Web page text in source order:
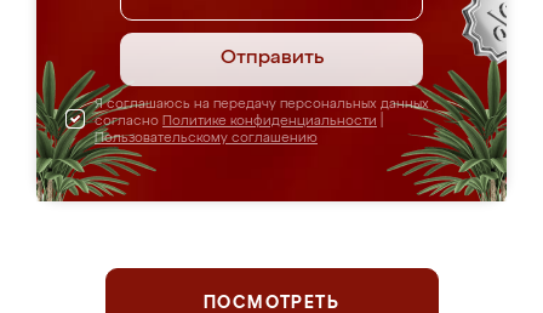
Отправить
Я соглашаюсь на передачу персональных данных
согласно Политике конфиденциальности
Пользовательскому соглашению
ПОСМОТРЕТЬ